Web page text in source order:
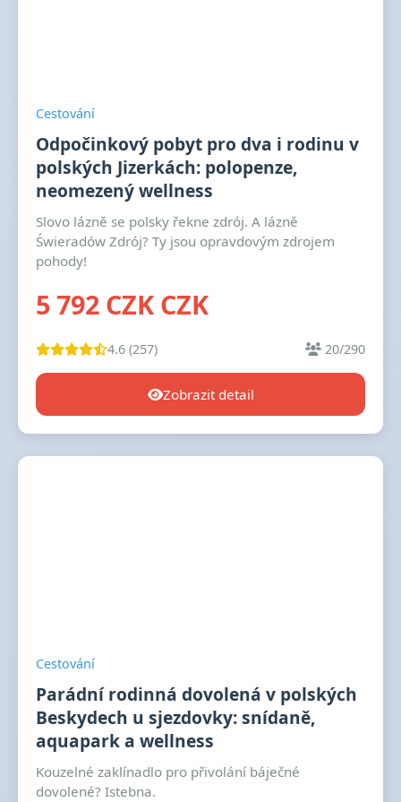
Cestování
Odpočinkový pobyt pro dva i rodinu v
polských Jizerkách: polopenze,
neomezený wellness
Slovo lázně se polsky řekne zdrój. A lázně
Świeradów Zdrój? Ty jsou opravdovým zdrojem
pohody!
5 792 CZK CZK
4.6 (257) 20/290
Zobrazit detail
Cestování
Parádní rodinná dovolená v polských
Beskydech u sjezdovky: snídaně,
aquapark a wellness
Kouzelné zaklínadlo pro přivolání báječné
dovolené? Istebna.